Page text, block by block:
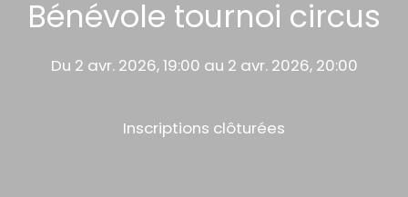
Bénévole tournoi circus
Du 2 avr. 2026, 19:00 au 2 avr. 2026, 20:00
Inscriptions clôturées